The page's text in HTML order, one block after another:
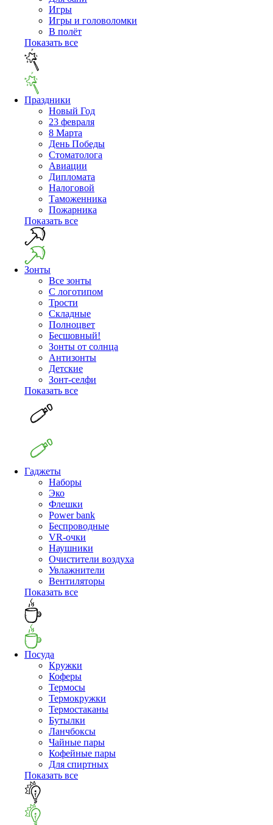
Игры
Игры и головоломки
В полёт
Показать все
Праздники
Новый Год
23 февраля
8 Марта
День Победы
Cтоматолога
Авиации
Дипломата
Налоговой
Таможенника
Пожарника
Показать все
Зонты
Все зонты
С логотипом
Трости
Складные
Полноцвет
Бесшовный!
Зонты от солнца
Антизонты
Детские
Зонт-селфи
Показать все
Гаджеты
Наборы
Эко
Флешки
Power bank
Беспроводные
VR-очки
Наушники
Очистители воздуха
Увлажнители
Вентиляторы
Показать все
Посуда
Кружки
Коферы
Термосы
Термокружки
Термостаканы
Бутылки
Ланчбоксы
Чайные пары
Кофейные пары
Для спиртных
Показать все